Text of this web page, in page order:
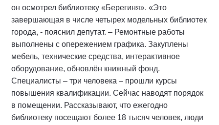
он осмотрел библиотеку «Берегиня». «Это
завершающая в числе четырех модельных библиотек
города, - пояснил депутат. – Ремонтные работы
выполнены с опережением графика. Закуплены
мебель, технические средства, интерактивное
оборудование, обновлён книжный фонд.
Специалисты – три человека – прошли курсы
повышения квалификации. Сейчас наводят порядок
в помещении. Рассказывают, что ежегодно
библиотеку посещают более 18 тысяч человек, люди